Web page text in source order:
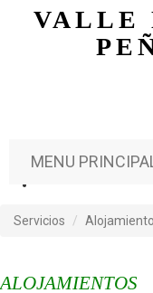
VALLE
MENU
Servicios
ALOJAMIENTOS